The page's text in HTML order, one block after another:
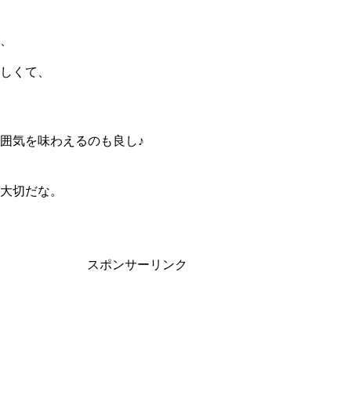
くて、
気を味わえるのも良し♪
切だな。
スポンサーリンク